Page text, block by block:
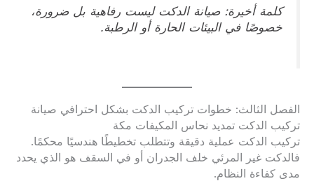
كلمة أخيرة: صيانة الدكت ليست رفاهية بل ضرورة،
خصوصًا في البيئات الحارة أو الرطبة.
الفصل الثالث: خطوات تركيب الدكت بشكل احترافي صيانة
تركيب الدكت تمديد نحاس المكيفات مكة
تركيب الدكت عملية دقيقة وتتطلب تخطيطًا هندسيًا محكمًا.
فالدكت غير المرئي خلف الجدران أو في السقف هو الذي يحدد
مدى كفاءة النظام.